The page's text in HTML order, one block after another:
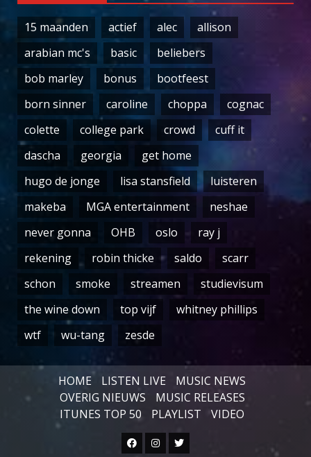
15 maanden actief alec
allison
arabian mc's
basic
beliebers
bob marley
bonus
bootfeest
born sinner
caroline choppa
cognac
colette
college park crowd
cuff it
dascha
georgia
get home
hugo de jonge
lisa stansfield
luisteren
makeba
MGA entertainment
neshae
never gonna
OHB oslo
ray j
rekening
robin thicke saldo
scarr
schon
smoke streamen
studievisum
the wine down
top vijf
whitney phillips
wtf
wu-tang zesde
HOME LISTEN LIVE
MUSIC NEWS
OVERIG NIEUWS
MUSIC RELEASES
ITUNES TOP 50
PLAYLIST VIDEO
Facebook
Instagram
Twitter